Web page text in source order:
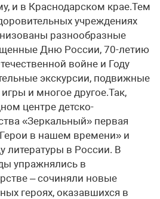
и в Краснодарском крае.Тем
учреждениях
разнообразные
Дню России, 70-летию
войне и Году
экскурсии, подвижные
и многое другое.Так,
центре детско-
«Зеркальный» первая
в нашем времени» и
литературы в России. В
упражнялись в
– сочиняли новые
героях, оказавшихся в